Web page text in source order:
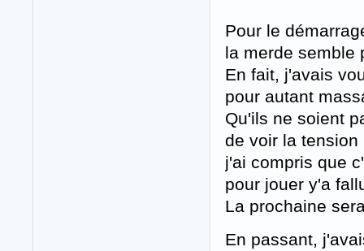
Pour le
la merde semble
En fait, j'avais
pour autant
Qu'ils ne soient
de voir la
j'ai compris que
pour jouer y'a
La prochaine
En passant,